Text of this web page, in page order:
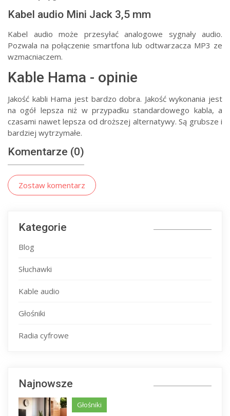
Kabel audio Mini Jack 3,5 mm
Kabel audio może przesyłać analogowe sygnały audio.
Pozwala na połączenie smartfona lub odtwarzacza MP3 ze
wzmacniaczem.
Kable Hama - opinie
Jakość kabli Hama jest bardzo dobra. Jakość wykonania jest
na ogół lepsza niż w przypadku standardowego kabla, a
czasami nawet lepsza od droższej alternatywy. Są grubsze i
bardziej wytrzymałe.
Komentarze (0)
Zostaw komentarz
Kategorie
Blog
Słuchawki
Kable audio
Głośniki
Radia cyfrowe
Najnowsze
Głośniki